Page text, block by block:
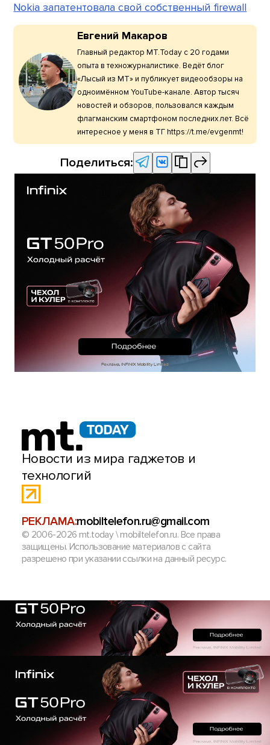
Nokia запатентовала свой собственный firewall
Евгений Макаров
Главный редактор МТ.Today с 20 годами
опыта в техножурналистике. Ведёт блог
«Лысый из МТ» и публикует видеообзоры на
одноимённом YouTube-канале. Автор тысяч
новостей и обзоров, пользовался каждым
флагманским смартфоном последних лет. Всё
интересное у меня в ТГ https://t.me/evgenmt!
Поделиться:
Новости из мира гаджетов и
технологий
РЕКЛАМА:mobiltelefon.ru@gmail.com
© 2006-2026 mt.today \ mobiltelefon.ru. Все права
защищены. Использование материалов с сайта
разрешено при указании ссылки на данный ресурс.